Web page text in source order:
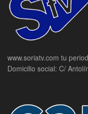
www.soriatv.com tu
Domicilio social: C/